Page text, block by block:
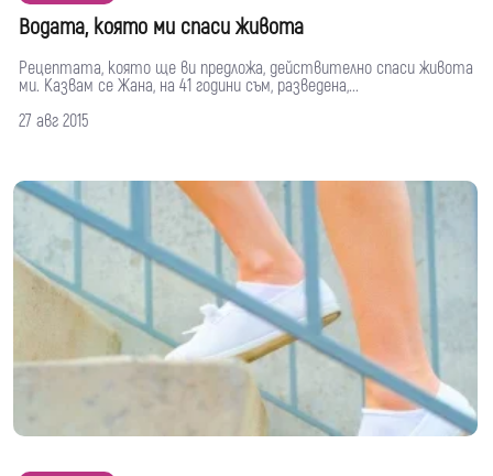
Водата, която ми спаси живота
Рецептата, която ще ви предложа, действително спаси живота
ми. Казвам се Жана, на 41 години съм, разведена,...
27 авг 2015